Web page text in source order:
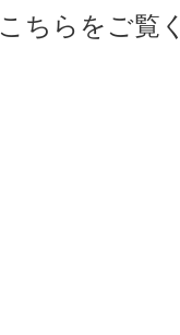
こちら をご覧